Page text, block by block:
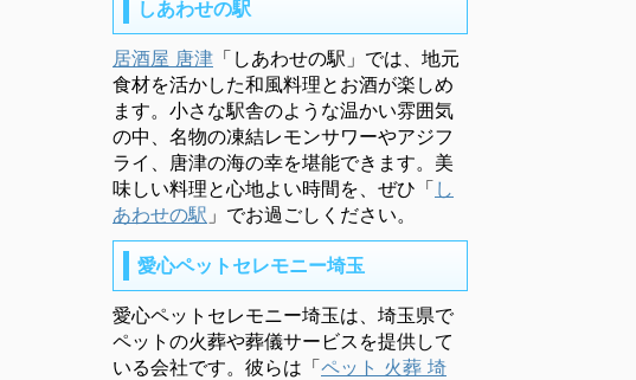
しあわせの駅
居酒屋 唐津 「しあわせの駅」では、地元
食材を活かした和風料理とお酒が楽しめ
ます。小さな駅舎のような温かい雰囲気
の中、名物の凍結レモンサワーやアジフ
ライ、唐津の海の幸を堪能できます。美
味しい料理と心地よい時間を、ぜひ「 し
あわせの駅 」でお過ごしください。
愛心ペットセレモニー埼玉
愛心ペットセレモニー埼玉は、埼玉県で
ペットの火葬や葬儀サービスを提供して
いる会社です。彼らは「ペット 火葬 埼